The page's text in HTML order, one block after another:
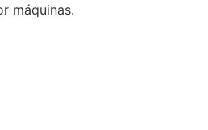
máquinas.